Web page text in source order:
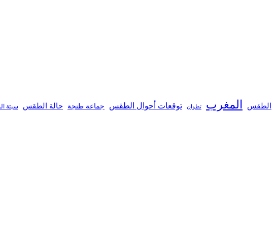
الطقس المغرب تطوان توقعات أحوال الطقس جماعة طنجة حالة الطقس سبتة